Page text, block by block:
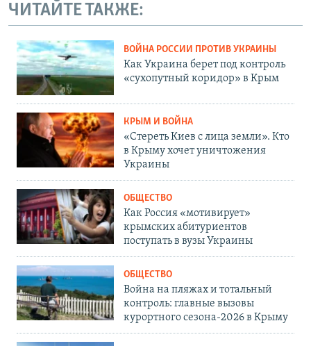
ЧИТАЙТЕ ТАКЖЕ:
ВОЙНА РОССИИ ПРОТИВ УКРАИНЫ
Как Украина берет под контроль
«сухопутный коридор» в Крым
КРЫМ И ВОЙНА
«Стереть Киев с лица земли». Кто
в Крыму хочет уничтожения
Украины
ОБЩЕСТВО
Как Россия «мотивирует»
крымских абитуриентов
поступать в вузы Украины
ОБЩЕСТВО
Война на пляжах и тотальный
контроль: главные вызовы
курортного сезона-2026 в Крыму